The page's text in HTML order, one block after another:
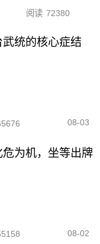
阅读 72380
统的核心症结
08-03
为机，坐等出牌
08-02